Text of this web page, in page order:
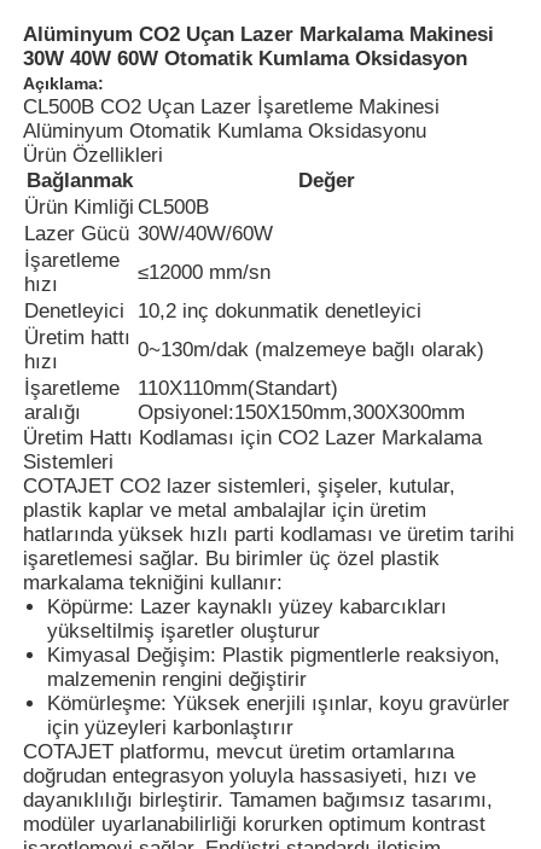
Ana sayfa
Ürünler
Hakkımızda
Alüminyum CO2 Uçan Lazer Markalama Makinesi
30W 40W 60W Otomatik Kumlama Oksidasyon
Açıklama:
CL500B CO2 Uçan Lazer İşaretleme Makinesi
Alüminyum Otomatik Kumlama Oksidasyonu
Ürün Özellikleri
Bağlanmak
Değer
Ürün Kimliği CL500B
Lazer Gücü 30W/40W/60W
İşaretleme
hızı
≤12000 mm/sn
Denetleyici
10,2 inç dokunmatik denetleyici
Üretim hattı
hızı
0~130m/dak (malzemeye bağlı olarak)
İşaretleme
aralığı
110X110mm(Standart)
Opsiyonel:150X150mm,300X300mm
Üretim Hattı Kodlaması için CO2 Lazer Markalama
Sistemleri
COTAJET CO2 lazer sistemleri, şişeler, kutular,
plastik kaplar ve metal ambalajlar için üretim
hatlarında yüksek hızlı parti kodlaması ve üretim tarihi
işaretlemesi sağlar. Bu birimler üç özel plastik
markalama tekniğini kullanır:
Köpürme: Lazer kaynaklı yüzey kabarcıkları
yükseltilmiş işaretler oluşturur
Kimyasal Değişim: Plastik pigmentlerle reaksiyon,
malzemenin rengini değiştirir
Kömürleşme: Yüksek enerjili ışınlar, koyu gravürler
için yüzeyleri karbonlaştırır
COTAJET platformu, mevcut üretim ortamlarına
doğrudan entegrasyon yoluyla hassasiyeti, hızı ve
dayanıklılığı birleştirir. Tamamen bağımsız tasarımı,
modüler uyarlanabilirliği korurken optimum kontrast